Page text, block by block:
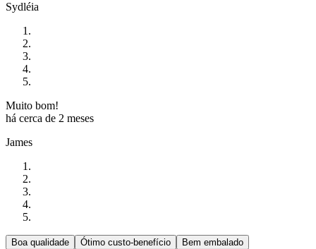
Sydléia
Muito bom!
há cerca de 2 meses
James
Boa qualidade Ótimo custo-benefício Bem embalado